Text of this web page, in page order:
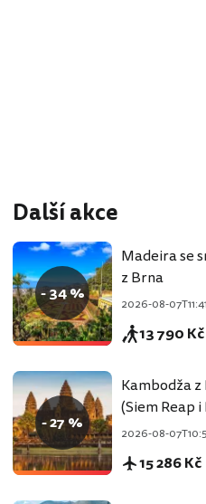
Další akce
- 34 %
Madeira se
z Brna
2026-08-
13 790 Kč
- 27 %
Kambodža
(Siem Reap
2026-08-
15 286 Kč